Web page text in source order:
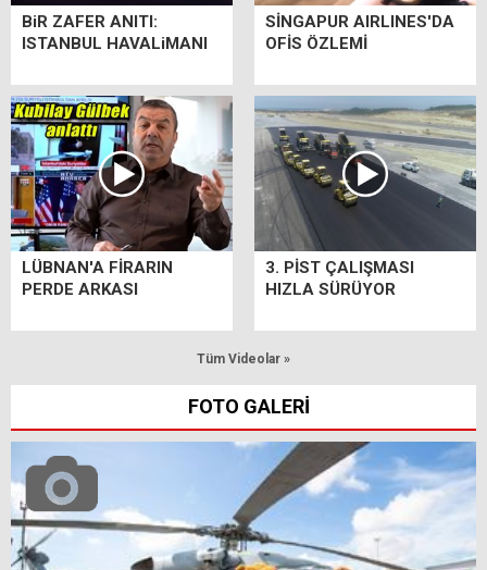
BiR ZAFER ANITI:
ISTANBUL HAVALiMANI
SİNGAPUR AIRLINES'DA
OFİS ÖZLEMİ
LÜBNAN'A FİRARIN
PERDE ARKASI
3. PİST ÇALIŞMASI
HIZLA SÜRÜYOR
Tüm Videolar »
FOTO GALERİ